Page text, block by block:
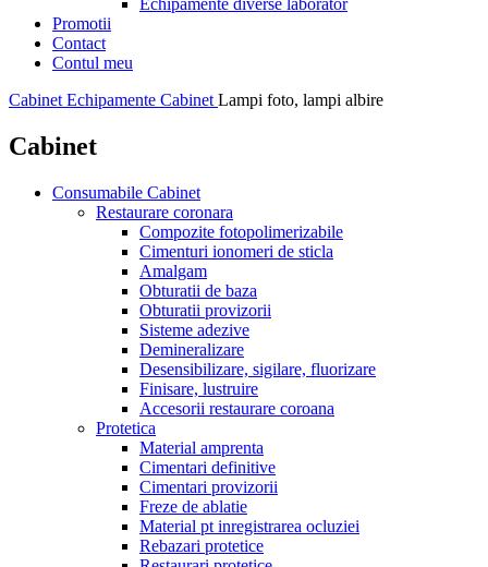
Echipamente diverse laborator
Promotii
Contact
Contul meu
Cabinet Echipamente Cabinet Lampi foto, lampi albire
Cabinet
Consumabile Cabinet
Restaurare coronara
Compozite fotopolimerizabile
Cimenturi ionomeri de sticla
Amalgam
Obturatii de baza
Obturatii provizorii
Sisteme adezive
Demineralizare
Desensibilizare, sigilare, fluorizare
Finisare, lustruire
Accesorii restaurare coroana
Protetica
Material amprenta
Cimentari definitive
Cimentari provizorii
Freze de ablatie
Material pt inregistrarea ocluziei
Rebazari protetice